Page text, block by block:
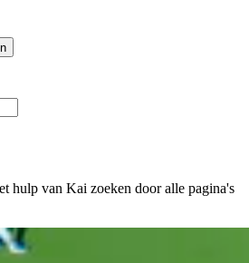
hulp van Kai zoeken door alle pagina's